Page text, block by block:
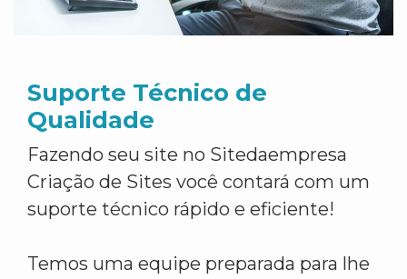
Suporte Técnico de
Qualidade
Fazendo seu site no Sitedaempresa
Criação de Sites você contará com um
suporte técnico rápido e eficiente!
Temos uma equipe preparada para lhe